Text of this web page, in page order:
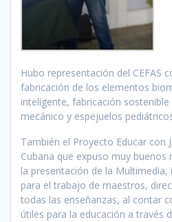
Hubo representación del CEFAS
fabricación de los elementos
inteligente, fabricación
mecánico y espejuelos
También el Proyecto Educar con
Cubana que expuso muy
la presentación de la
para el trabajo de maestros,
todas las enseñanzas, al contar
útiles para la educación a través